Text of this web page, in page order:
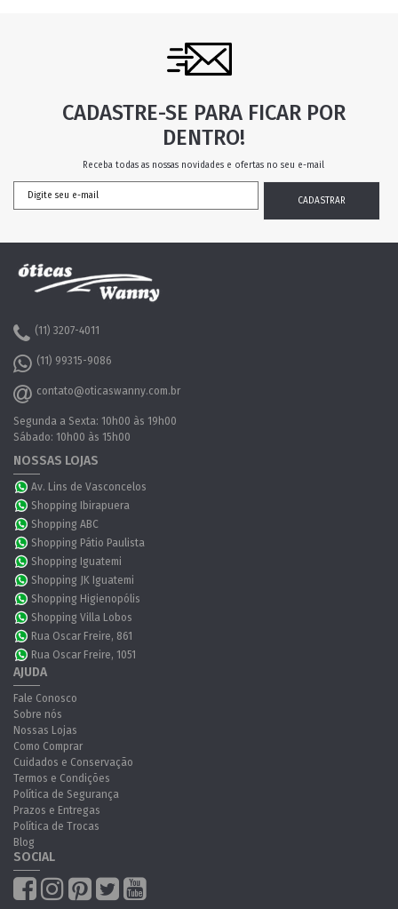
CADASTRE-SE PARA FICAR POR
DENTRO!
Receba todas as nossas novidades e ofertas no seu e-mail
(11) 3207-4011
(11) 99315-9086
contato@oticaswanny.com.br
Segunda a Sexta: 10h00 às 19h00
Sábado: 10h00 às 15h00
NOSSAS LOJAS
Av. Lins de Vasconcelos
Shopping Ibirapuera
Shopping ABC
Shopping Pátio Paulista
Shopping Iguatemi
Shopping JK Iguatemi
Shopping Higienopólis
Shopping Villa Lobos
Rua Oscar Freire, 861
Rua Oscar Freire, 1051
AJUDA
Fale Conosco
Sobre nós
Nossas Lojas
Como Comprar
Cuidados e Conservação
Termos e Condições
Política de Segurança
Prazos e Entregas
Política de Trocas
Blog
SOCIAL